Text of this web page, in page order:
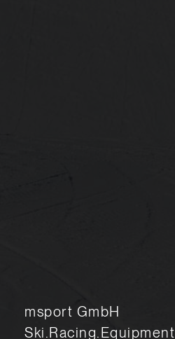
msport GmbH
Ski.Racing.Equipment